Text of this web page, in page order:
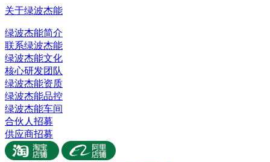
关于绿波杰能
绿波杰能简介
联系绿波杰能
绿波杰能文化
核心研发团队
绿波杰能资质
绿波杰能品控
绿波杰能车间
合伙人招募
供应商招募